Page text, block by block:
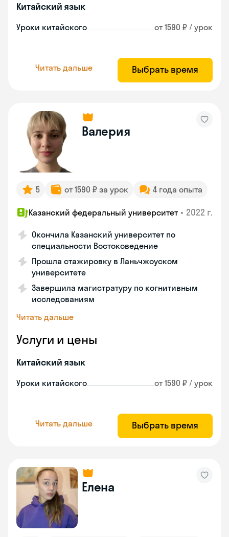
Китайский язык
Уроки китайского от 1590 ₽ / урок
Читать дальше Выбрать время
Валерия
5 от 1590 ₽ за урок 4 года опыта
Казанский федеральный университет • 2022 г.
Окончила Казанский университет по
специальности Востоковедение
Прошла стажировку в Ланьчжоуском
университете
Завершила магистратуру по когнитивным
исследованиям
Читать дальше
Услуги и цены
Китайский язык
Уроки китайского от 1590 ₽ / урок
Читать дальше Выбрать время
Елена